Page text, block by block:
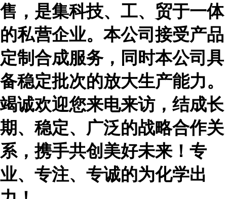
售，是集科技、工、贸于一体
的私营企业。本公司接受产品
定制合成服务，同时本公司具
备稳定批次的放大生产能力。
竭诚欢迎您来电来访，结成长
期、稳定、广泛的战略合作关
系，携手共创美好未来！专
业、专注、专诚的为化学出